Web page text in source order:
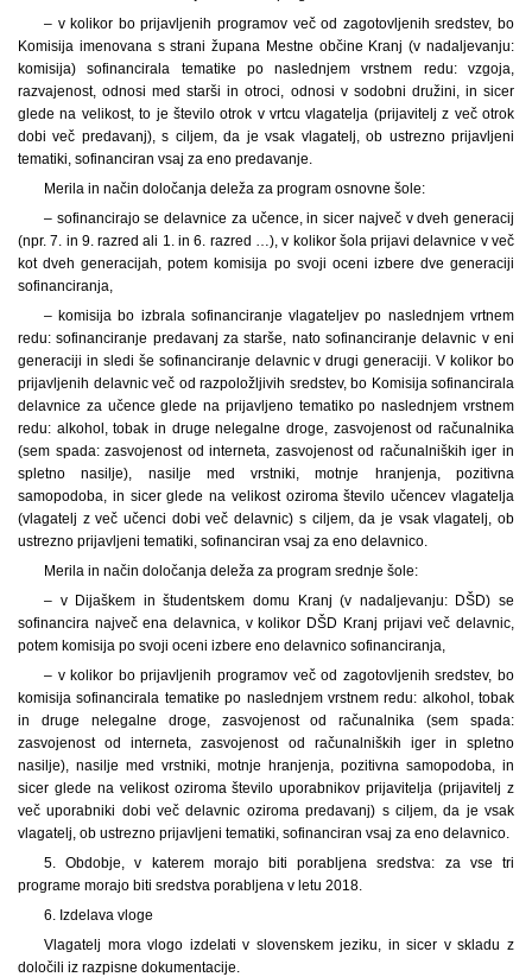
– v kolikor bo prijavljenih programov več od zagotovljenih sredstev, bo
Komisija imenovana s strani župana Mestne občine Kranj (v nadaljevanju:
komisija) sofinancirala tematike po naslednjem vrstnem redu: vzgoja,
razvajenost, odnosi med starši in otroci, odnosi v sodobni družini, in sicer
glede na velikost, to je število otrok v vrtcu vlagatelja (prijavitelj z več otrok
dobi več predavanj), s ciljem, da je vsak vlagatelj, ob ustrezno prijavljeni
tematiki, sofinanciran vsaj za eno predavanje.
Merila in način določanja deleža za program osnovne šole:
– sofinancirajo se delavnice za učence, in sicer največ v dveh generacij
(npr. 7. in 9. razred ali 1. in 6. razred …), v kolikor šola prijavi delavnice v več
kot dveh generacijah, potem komisija po svoji oceni izbere dve generaciji
sofinanciranja,
– komisija bo izbrala sofinanciranje vlagateljev po naslednjem vrtnem
redu: sofinanciranje predavanj za starše, nato sofinanciranje delavnic v eni
generaciji in sledi še sofinanciranje delavnic v drugi generaciji. V kolikor bo
prijavljenih delavnic več od razpoložljivih sredstev, bo Komisija sofinancirala
delavnice za učence glede na prijavljeno tematiko po naslednjem vrstnem
redu: alkohol, tobak in druge nelegalne droge, zasvojenost od računalnika
(sem spada: zasvojenost od interneta, zasvojenost od računalniških iger in
spletno nasilje), nasilje med vrstniki, motnje hranjenja, pozitivna
samopodoba, in sicer glede na velikost oziroma število učencev vlagatelja
(vlagatelj z več učenci dobi več delavnic) s ciljem, da je vsak vlagatelj, ob
ustrezno prijavljeni tematiki, sofinanciran vsaj za eno delavnico.
Merila in način določanja deleža za program srednje šole:
– v Dijaškem in študentskem domu Kranj (v nadaljevanju: DŠD) se
sofinancira največ ena delavnica, v kolikor DŠD Kranj prijavi več delavnic,
potem komisija po svoji oceni izbere eno delavnico sofinanciranja,
– v kolikor bo prijavljenih programov več od zagotovljenih sredstev, bo
komisija sofinancirala tematike po naslednjem vrstnem redu: alkohol, tobak
in druge nelegalne droge, zasvojenost od računalnika (sem spada:
zasvojenost od interneta, zasvojenost od računalniških iger in spletno
nasilje), nasilje med vrstniki, motnje hranjenja, pozitivna samopodoba, in
sicer glede na velikost oziroma število uporabnikov prijavitelja (prijavitelj z
več uporabniki dobi več delavnic oziroma predavanj) s ciljem, da je vsak
vlagatelj, ob ustrezno prijavljeni tematiki, sofinanciran vsaj za eno delavnico.
5. Obdobje, v katerem morajo biti porabljena sredstva: za vse tri
programe morajo biti sredstva porabljena v letu 2018.
6. Izdelava vloge
Vlagatelj mora vlogo izdelati v slovenskem jeziku, in sicer v skladu z
določili iz razpisne dokumentacije.